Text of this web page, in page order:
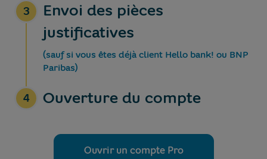
3
Envoi des pièces
justificatives
(sauf si vous êtes déjà client Hello bank! ou BNP
Paribas)
4 Ouverture du compte
Ouvrir un compte Pro